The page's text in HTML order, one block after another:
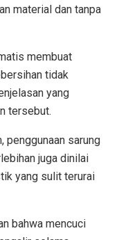
material dan tanpa
membuat
tidak
yang
tersebut.
penggunaan sarung
juga dinilai
yang sulit terurai
bahwa mencuci